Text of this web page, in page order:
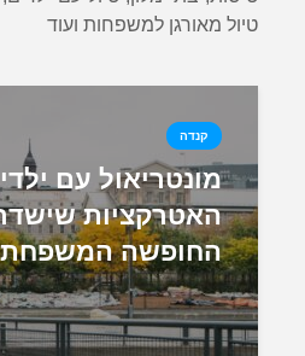
טיול מאורגן למשפחות ועוד
קנדה
מונטריאול עם
האטרקציות
החופשה